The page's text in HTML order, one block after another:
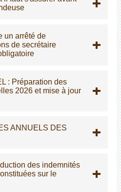
un arrêté de
de secrétaire
: Préparation des
2026 et mise à jour
ANNUELS DES
des indemnités
sur le